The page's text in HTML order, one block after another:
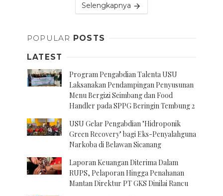
Selengkapnya
POPULAR POSTS
LATEST
Program Pengabdian Talenta USU
Laksanakan Pendampingan Penyusunan
Menu Bergizi Seimbang dan Food
Handler pada SPPG Beringin Tembung 2
USU Gelar Pengabdian "Hidroponik
Green Recovery" bagi Eks-Penyalahguna
Narkoba di Belawan Sicanang
Laporan Keuangan Diterima Dalam
RUPS, Pelaporan Hingga Penahanan
Mantan Direktur PT GKS Dinilai Rancu